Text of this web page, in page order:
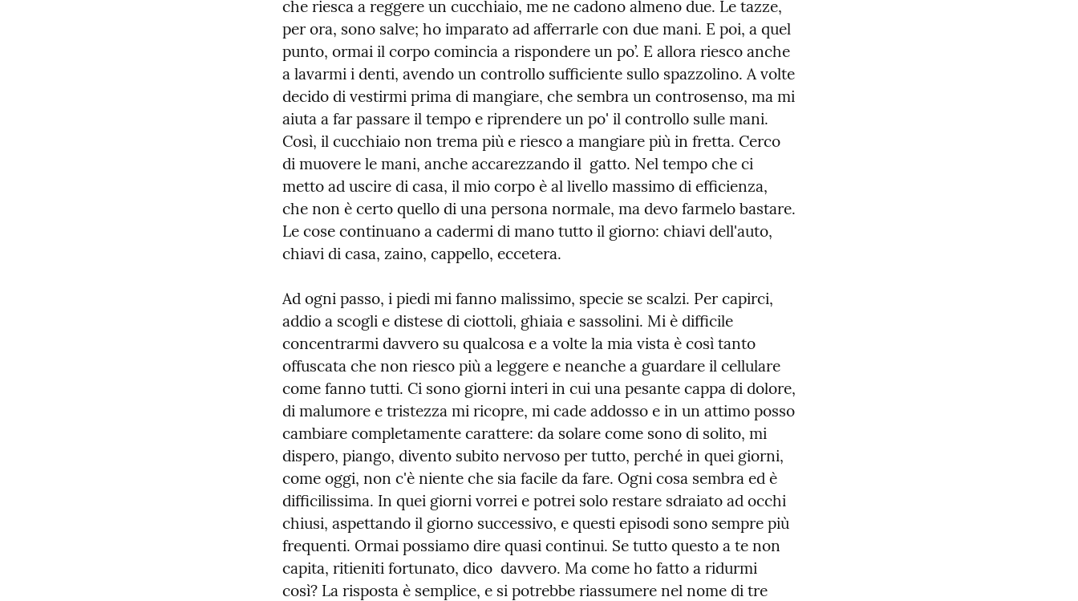
che riesca a reggere un cucchiaio, me ne cadono almeno due. Le tazze,
per ora, sono salve; ho imparato ad afferrarle con due mani. E poi, a quel
punto, ormai il corpo comincia a rispondere un po’. E allora riesco anche
a lavarmi i denti, avendo un controllo sufficiente sullo spazzolino. A volte
decido di vestirmi prima di mangiare, che sembra un controsenso, ma mi
aiuta a far passare il tempo e riprendere un po' il controllo sulle mani.
Così, il cucchiaio non trema più e riesco a mangiare più in fretta. Cerco
di muovere le mani, anche accarezzando il  gatto. Nel tempo che ci
metto ad uscire di casa, il mio corpo è al livello massimo di efficienza,
che non è certo quello di una persona normale, ma devo farmelo bastare.
Le cose continuano a cadermi di mano tutto il giorno: chiavi dell'auto,
chiavi di casa, zaino, cappello, eccetera.
Ad ogni passo, i piedi mi fanno malissimo, specie se scalzi. Per capirci,
addio a scogli e distese di ciottoli, ghiaia e sassolini. Mi è difficile
concentrarmi davvero su qualcosa e a volte la mia vista è così tanto
offuscata che non riesco più a leggere e neanche a guardare il cellulare
come fanno tutti. Ci sono giorni interi in cui una pesante cappa di dolore,
di malumore e tristezza mi ricopre, mi cade addosso e in un attimo posso
cambiare completamente carattere: da solare come sono di solito, mi
dispero, piango, divento subito nervoso per tutto, perché in quei giorni,
come oggi, non c'è niente che sia facile da fare. Ogni cosa sembra ed è
difficilissima. In quei giorni vorrei e potrei solo restare sdraiato ad occhi
chiusi, aspettando il giorno successivo, e questi episodi sono sempre più
frequenti. Ormai possiamo dire quasi continui. Se tutto questo a te non
capita, ritieniti fortunato, dico  davvero. Ma come ho fatto a ridurmi
così? La risposta è semplice, e si potrebbe riassumere nel nome di tre